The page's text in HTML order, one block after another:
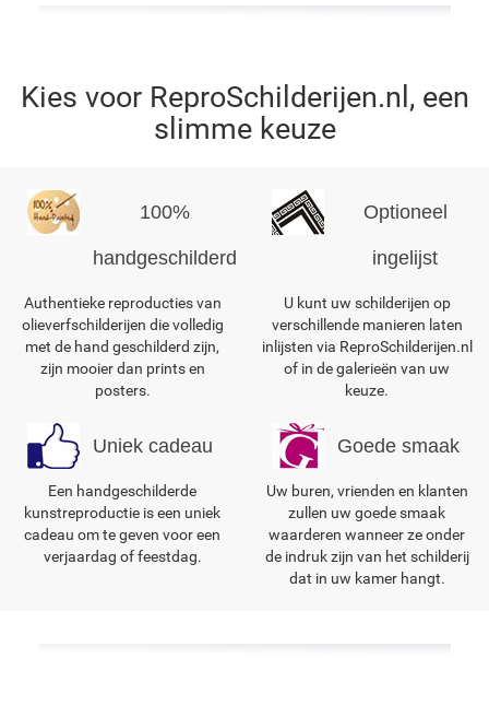
Kies voor ReproSchilderijen.nl, een
slimme keuze
100%
handgeschilderd
Authentieke reproducties van
olieverfschilderijen die volledig
met de hand geschilderd zijn,
zijn mooier dan prints en
posters.
Optioneel
ingelijst
U kunt uw schilderijen op
verschillende manieren laten
inlijsten via ReproSchilderijen.nl
of in de galerieën van uw
keuze.
Uniek cadeau
Een handgeschilderde
kunstreproductie is een uniek
cadeau om te geven voor een
verjaardag of feestdag.
Goede smaak
Uw buren, vrienden en klanten
zullen uw goede smaak
waarderen wanneer ze onder
de indruk zijn van het schilderij
dat in uw kamer hangt.